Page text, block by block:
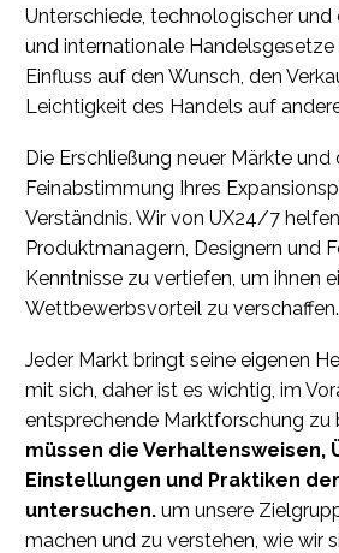
Unterschiede, technologischer
und internationale Handelsgesetze
Einfluss auf den Wunsch, den
Leichtigkeit des Handels auf
Die Erschließung neuer Märkte und
Feinabstimmung Ihres
Verständnis. Wir von UX24/7
Produktmanagern, Designern und
Kenntnisse zu vertiefen, um ihnen
Wettbewerbsvorteil zu verschaffen.
Jeder Markt bringt seine eigenen
mit sich, daher ist es wichtig, im
entsprechende Marktforschung zu
müssen die Verhaltensweisen,
Einstellungen und Praktiken
untersuchen. um unsere
machen und zu verstehen, wie wir